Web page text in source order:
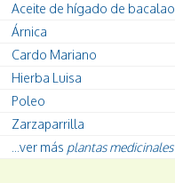
Aceite de hígado de bacalao
Árnica
Cardo Mariano
Hierba Luisa
Poleo
Zarzaparrilla
...ver más plantas medicinales